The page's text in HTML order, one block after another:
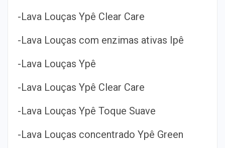
-Lava Louças Ypê Clear Care
-Lava Louças com enzimas ativas Ipê
-Lava Louças Ypê
-Lava Louças Ypê Clear Care
-Lava Louças Ypê Toque Suave
-Lava Louças concentrado Ypê Green